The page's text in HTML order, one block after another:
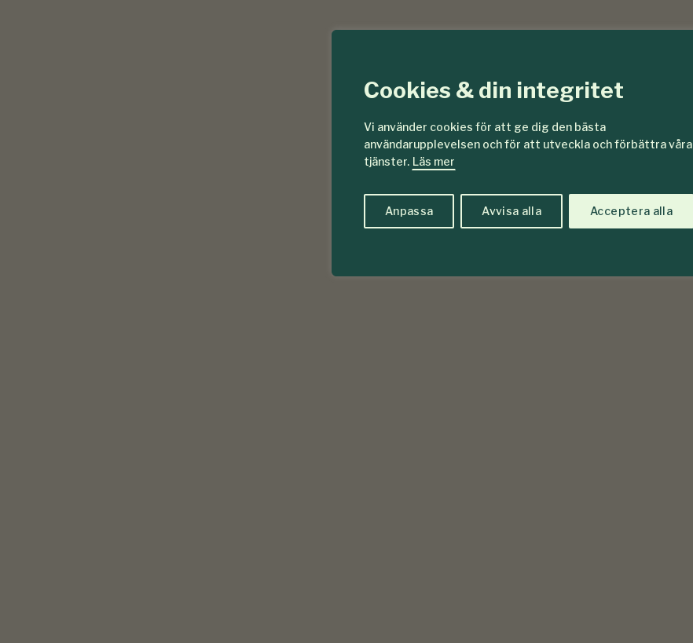
Cookies & din integritet
Vi använder cookies för att ge dig den bästa
användarupplevelsen och för att utveckla och förbättra våra
tjänster. Läs mer
Anpassa Avvisa alla Acceptera alla